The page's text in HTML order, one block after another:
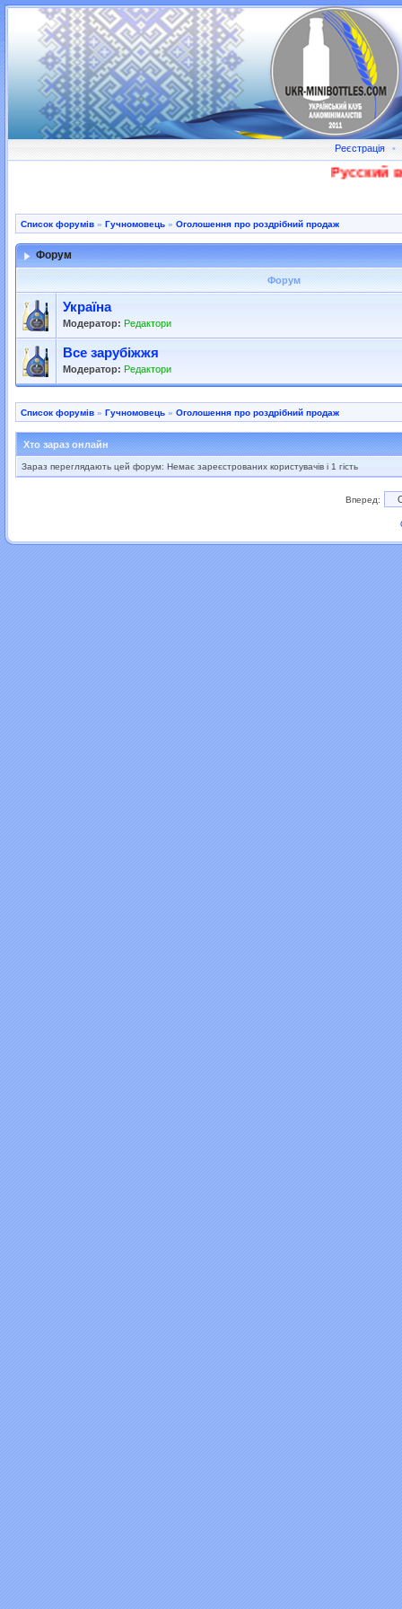
Реєстрація •
Русский
Список форумів » Гучномовець » Оголошення про роздрібний продаж
Форум
Форум
Україна
Модератор: Редактори
Все зарубіжжя
Модератор: Редактори
Список форумів » Гучномовець » Оголошення про роздрібний продаж
Хто зараз онлайн
Зараз переглядають цей форум: Немає зареєстрованих користувачів і 1 гість
Вперед: